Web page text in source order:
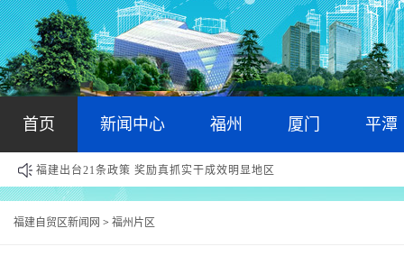
首页 新闻中心 福州 厦门 平潭
福建出台21条政策 奖励真抓实干成效明显地区
福建自贸区新闻网 福州片区